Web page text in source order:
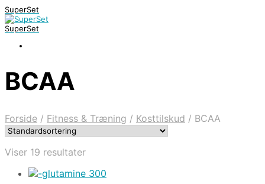
SuperSet
SuperSet
BCAA
Forside / Fitness & Træning / Kosttilskud / BCAA
Viser 19 resultater